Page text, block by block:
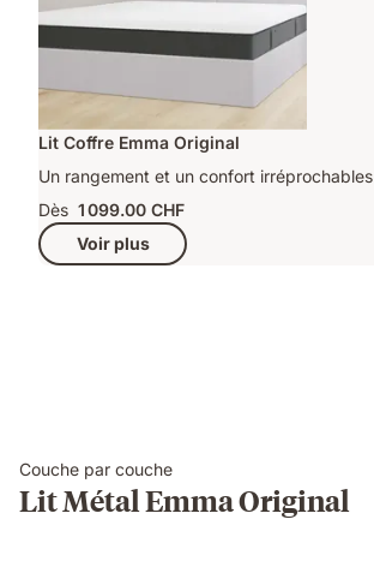
Lit Coffre Emma Original
Un rangement et un confort irréprochables
Dès 1 099.00 CHF
Voir plus
Couche par couche
Lit Métal Emma Original